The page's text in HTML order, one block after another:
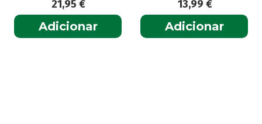
21,95€
Adicionar
13,99€
Adicionar